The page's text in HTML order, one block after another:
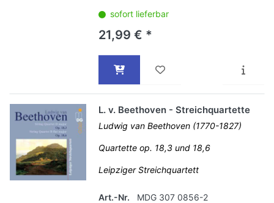
sofort lieferbar
21,99 € *
L. v. Beethoven - Streichquartette
Ludwig van Beethoven (1770-1827)
Quartette op. 18,3 und 18,6
Leipziger Streichquartett
Art.-Nr. MDG 307 0856-2